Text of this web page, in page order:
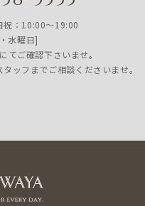
：10:00〜19:00
水曜日]
にてご確認下さいませ。
ッフまでご相談くださいませ。